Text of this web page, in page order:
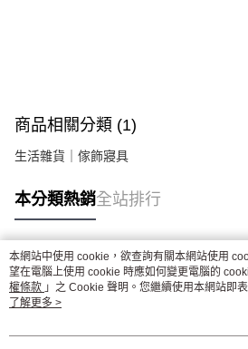
商品相關分類 (1)
生活雜貨｜傢飾寢具
本分類熱銷全站排行
熱門標籤
本網站中使用 cookie，欲查詢有關本網站使用
望在電腦上使用 cookie 時應如何變更電腦的
權條款 」之 Cookie 聲明。您繼續使用本網站即
用條款之 Cookie 聲明使用 cookie。
了解更多 >